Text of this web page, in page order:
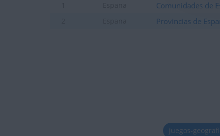
Comunidades de
Provincias de
juegos-